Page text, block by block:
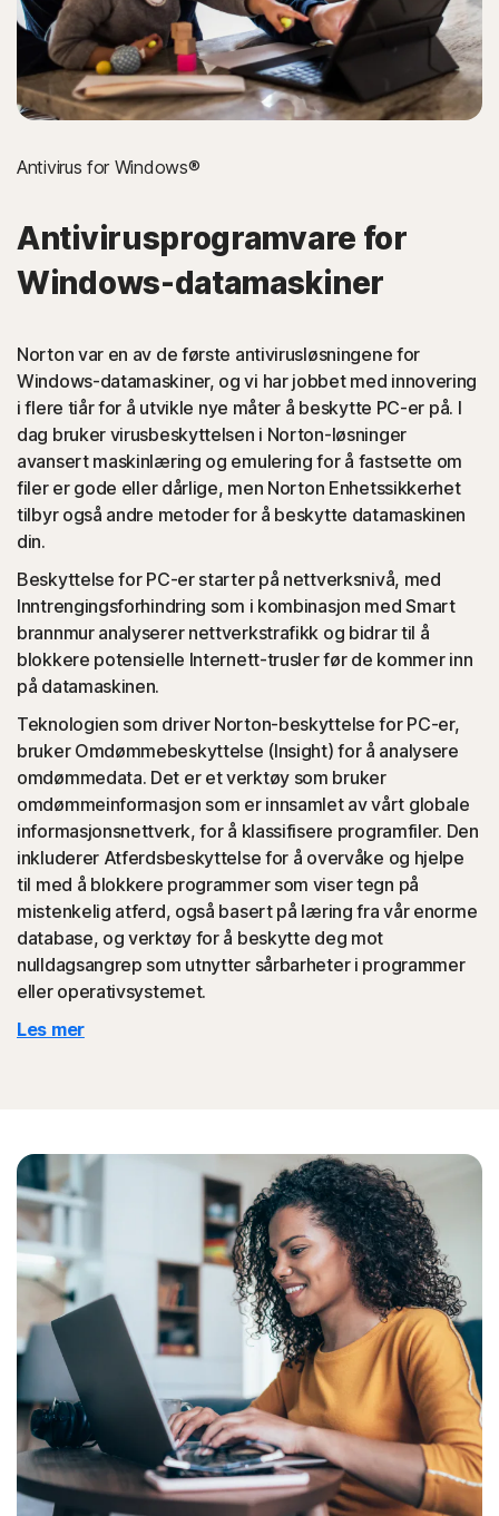
Tasteloggere
Norton-beskyttelse bidrar til å stoppe Internett-trusler
som prøver å stjele tastetrykk mens du skriver, for
nettkontoer.
Norton-beskyttelse oppdager skadeprogrammer som
kaprer en nettøkt.
PUA-er
(Potensielt uønsket programvare): Norton-beskyttelse
oppdager nettleserutvidelser eller apper som er kjent for
å forårsake problemer, og avinstallerer dem.
Skriptbaserte angrep
(JavaScript, VBA, VBS, Powershell): Moderne Internett-
trusler bruker skriptspråk i stedet for å bruke filer som er
kjørbare. Norton-beskyttelse oppdager slike angrep og
hjelper deg med å fjerne dem.
Svindel i sosiale nettverk
Norton-beskyttelse bidrar til å blokkere klikknapping på
Facebook, en type klikknapping der likerklikket ditt
faktisk klikker på noe ondsinnet som er skjult i
bakgrunnen, som deretter kan overføres til vennene
dine.
Teknisk støtte-svindel◊
Norton-beskyttelse bidrar til å blokkere nettsteder som
etterligner offisiell støtte fra organisasjoner.
Antivirus for Windows®
Antivirusprogramvare for
Windows-datamaskiner
Norton var en av de første antivirusløsningene for
Windows-datamaskiner, og vi har jobbet med innovering
i flere tiår for å utvikle nye måter å beskytte PC-er på. I
dag bruker virusbeskyttelsen i Norton-løsninger
avansert maskinlæring og emulering for å fastsette om
filer er gode eller dårlige, men Norton Enhetssikkerhet
tilbyr også andre metoder for å beskytte datamaskinen
din.
Beskyttelse for PC-er starter på nettverksnivå, med
Inntrengingsforhindring som i kombinasjon med Smart
brannmur analyserer nettverkstrafikk og bidrar til å
blokkere potensielle Internett-trusler før de kommer inn
på datamaskinen.
Teknologien som driver Norton-beskyttelse for PC-er,
bruker Omdømmebeskyttelse (Insight) for å analysere
omdømmedata. Det er et verktøy som bruker
omdømmeinformasjon som er innsamlet av vårt globale
informasjonsnettverk, for å klassifisere programfiler. Den
inkluderer Atferdsbeskyttelse for å overvåke og hjelpe
til med å blokkere programmer som viser tegn på
mistenkelig atferd, også basert på læring fra vår enorme
database, og verktøy for å beskytte deg mot
nulldagsangrep som utnytter sårbarheter i programmer
eller operativsystemet.
Les mer